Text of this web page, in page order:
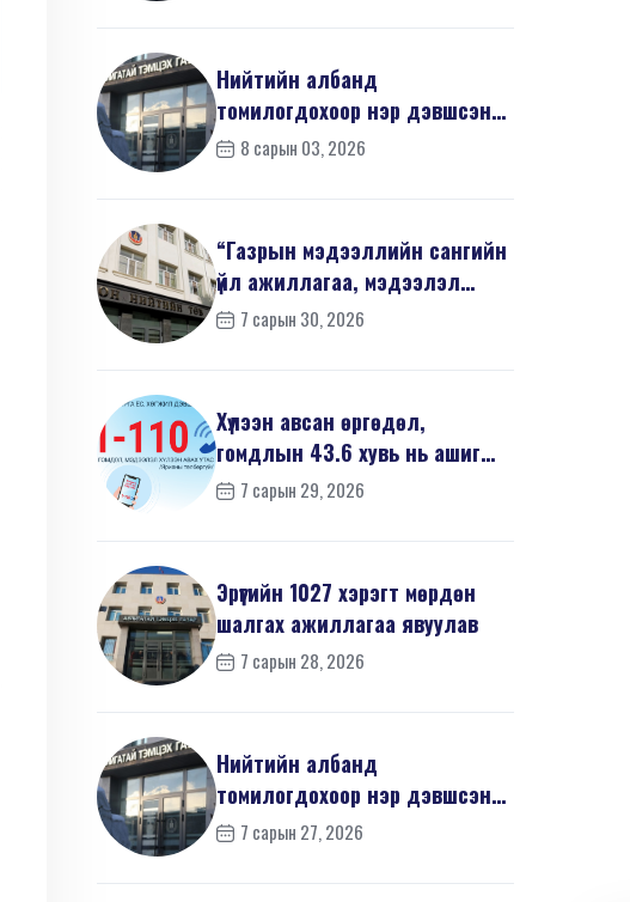
Нийтийн албанд
томилогдохоор нэр дэвшсэн
405 иргэний урьдчилсан
8 сарын 03, 2026
“Газрын мэдээллийн сангийн
үйл ажиллагаа, мэдээлэл
солилцооны журам”-...
7 сарын 30, 2026
Хүлээн авсан өргөдөл,
гомдлын 43.6 хувь нь ашиг
сонирхлын зөрчилтэй х...
7 сарын 29, 2026
Эрүүгийн 1027 хэрэгт мөрдөн
шалгах ажиллагаа явуулав
7 сарын 28, 2026
Нийтийн албанд
томилогдохоор нэр дэвшсэн
405 иргэний урьдчилсан
7 сарын 27, 2026